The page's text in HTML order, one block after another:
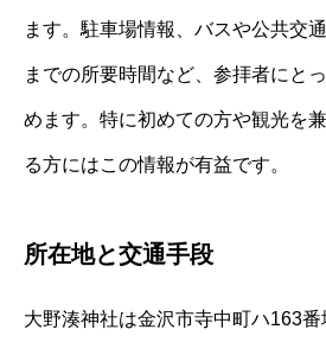
ます。駐車場情報、バスや公共交
までの所要時間など、参拝者にと
めます。特に初めての方や観光を
る方にはこの情報が有益です。
所在地と交通手段
大野湊神社は金沢市寺中町ハ163